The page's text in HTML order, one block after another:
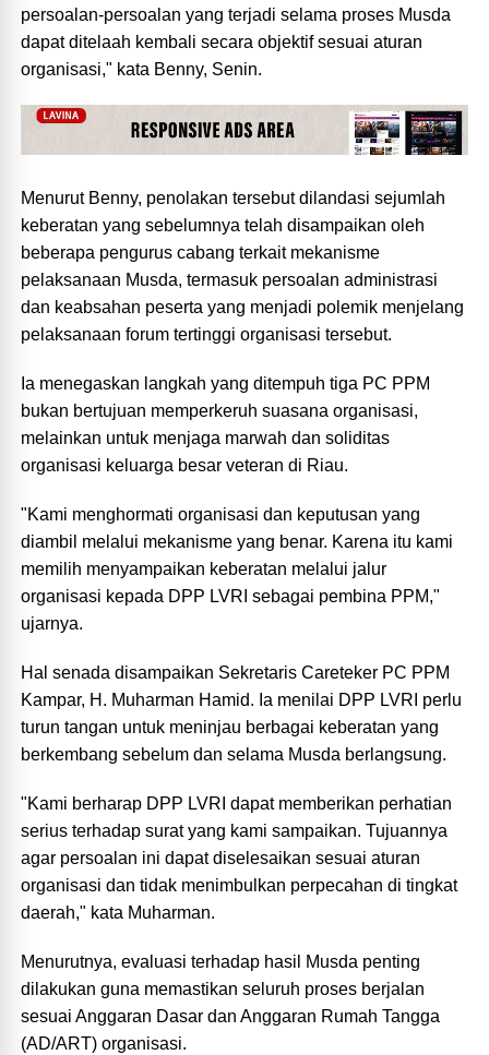
persoalan-persoalan yang terjadi selama proses Musda
dapat ditelaah kembali secara objektif sesuai aturan
organisasi," kata Benny, Senin.
‎Menurut Benny, penolakan tersebut dilandasi sejumlah
keberatan yang sebelumnya telah disampaikan oleh
beberapa pengurus cabang terkait mekanisme
pelaksanaan Musda, termasuk persoalan administrasi
dan keabsahan peserta yang menjadi polemik menjelang
pelaksanaan forum tertinggi organisasi tersebut.
‎Ia menegaskan langkah yang ditempuh tiga PC PPM
bukan bertujuan memperkeruh suasana organisasi,
melainkan untuk menjaga marwah dan soliditas
organisasi keluarga besar veteran di Riau.
‎"Kami menghormati organisasi dan keputusan yang
diambil melalui mekanisme yang benar. Karena itu kami
memilih menyampaikan keberatan melalui jalur
organisasi kepada DPP LVRI sebagai pembina PPM,"
ujarnya.
‎Hal senada disampaikan Sekretaris Careteker PC PPM
Kampar, H. Muharman Hamid. Ia menilai DPP LVRI perlu
turun tangan untuk meninjau berbagai keberatan yang
berkembang sebelum dan selama Musda berlangsung.
‎"Kami berharap DPP LVRI dapat memberikan perhatian
serius terhadap surat yang kami sampaikan. Tujuannya
agar persoalan ini dapat diselesaikan sesuai aturan
organisasi dan tidak menimbulkan perpecahan di tingkat
daerah," kata Muharman.
‎Menurutnya, evaluasi terhadap hasil Musda penting
dilakukan guna memastikan seluruh proses berjalan
sesuai Anggaran Dasar dan Anggaran Rumah Tangga
(AD/ART) organisasi.